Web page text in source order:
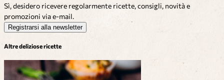
Sì, desidero ricevere regolarmente ricette, consigli, novità e
promozioni via e-mail.
Registrarsi alla newsletter
Altre deliziose ricette